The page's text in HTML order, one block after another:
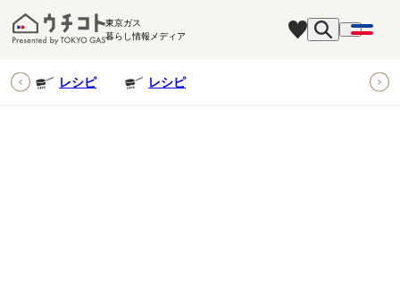
東京ガス
暮らし情報メディア
レシピ レシピ